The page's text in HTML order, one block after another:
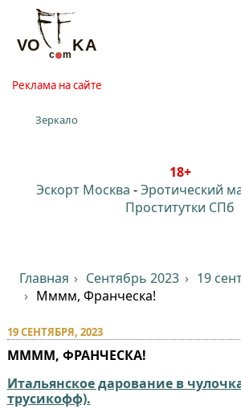
Реклама на сайте
Зеркало
18+
Эскорт Москва -Эротический
Проститутки СПб
Главная Сентябрь 2023
19
Мммм, Франческа!
19 СЕНТЯБРЯ, 2023
ММММ, ФРАНЧЕСКА!
Итальянское дарование в
трусикофф).